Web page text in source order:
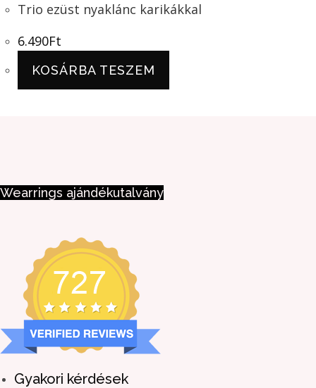
Trio ezüst nyaklánc karikákkal
6.490Ft
KOSÁRBA TESZEM
Wearrings ajándékutalvány
Gyakori kérdések